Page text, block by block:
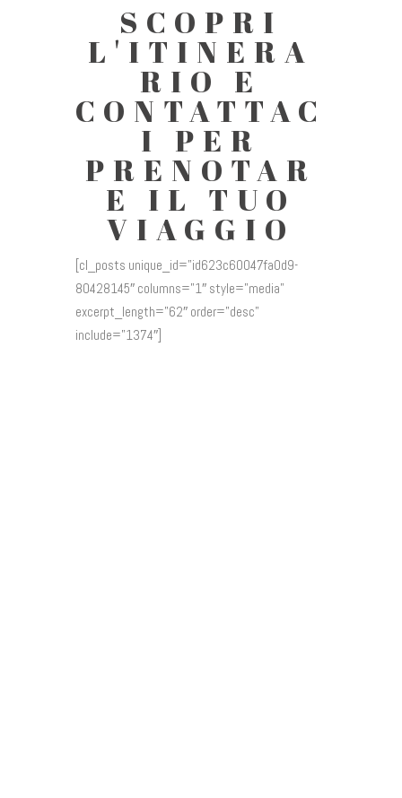
SCOPRI
L'ITINERA
RIO E
CONTATTAC
I PER
PRENOTAR
E IL TUO
VIAGGIO
[cl_posts unique_id=”id623c60047fa0d9-
80428145″ columns=”1″ style=”media”
excerpt_length=”62″ order=”desc”
include=”1374″]